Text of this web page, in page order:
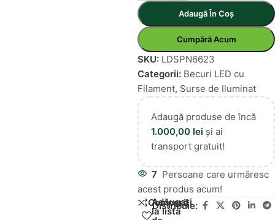
Adaugă În Coș
Cumpără Acum
SKU: LDSPN6623
Categorii: Becuri LED cu
Filament, Surse de Iluminat
Adaugă produse de încă
1.000,00 lei și ai
transport gratuit!
7 Persoane care urmăresc
acest produs acum!
Compară
Adăugați
la lista
Distribuie: